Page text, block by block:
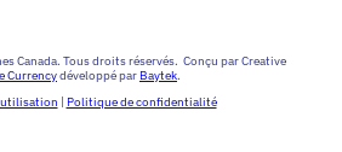
Canada. Tous droits réservés. Conçu par Creative
Currencydéveloppé par Baytek.
| Politique de confidentialité